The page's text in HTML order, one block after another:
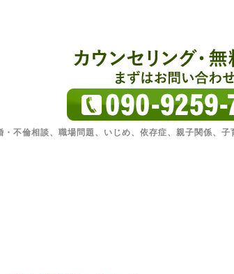
不倫相談、職場問題、いじめ、依存症、親子関係、